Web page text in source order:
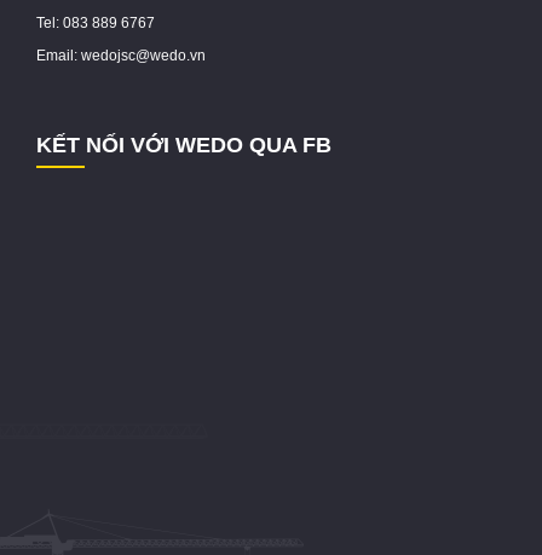
Tel: 083 889 6767
Email: wedojsc@wedo.vn
KẾT NỐI VỚI WEDO QUA FB